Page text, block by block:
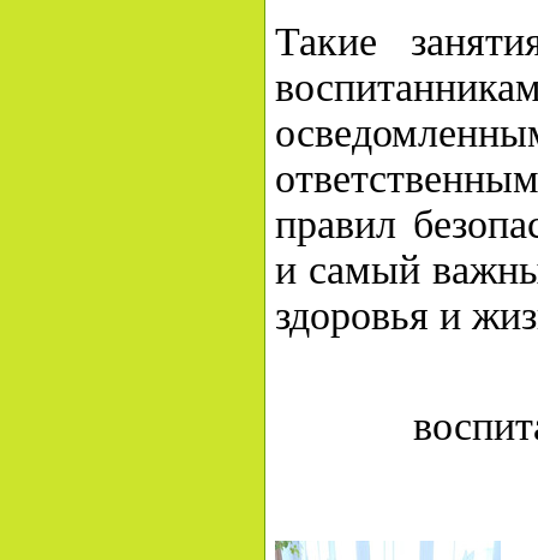
Такие
правил
и самый
здоровья и